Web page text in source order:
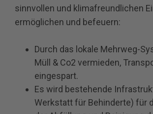
sinnvollen und klimafreundlichen
ermöglichen und befeuern:
Durch das lokale Mehrweg-
Müll & Co2 vermieden,
eingespart.
Es wird bestehende
Werkstatt für Behinderte) für